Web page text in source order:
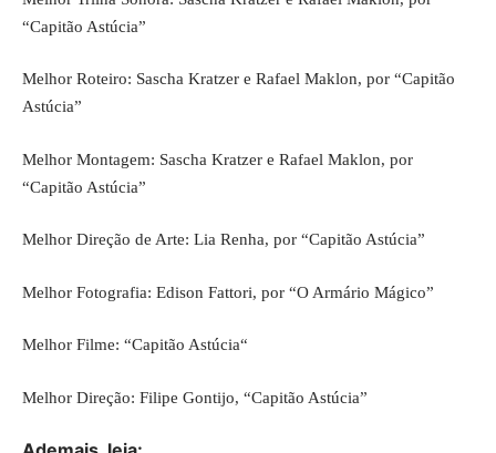
“Capitão Astúcia”
Melhor Roteiro: Sascha Kratzer e Rafael Maklon, por “Capitão
Astúcia”
Melhor Montagem: Sascha Kratzer e Rafael Maklon, por
“Capitão Astúcia”
Melhor Direção de Arte: Lia Renha, por “Capitão Astúcia”
Melhor Fotografia: Edison Fattori, por “O Armário Mágico”
Melhor Filme: “Capitão Astúcia“
Melhor Direção: Filipe Gontijo, “Capitão Astúcia”